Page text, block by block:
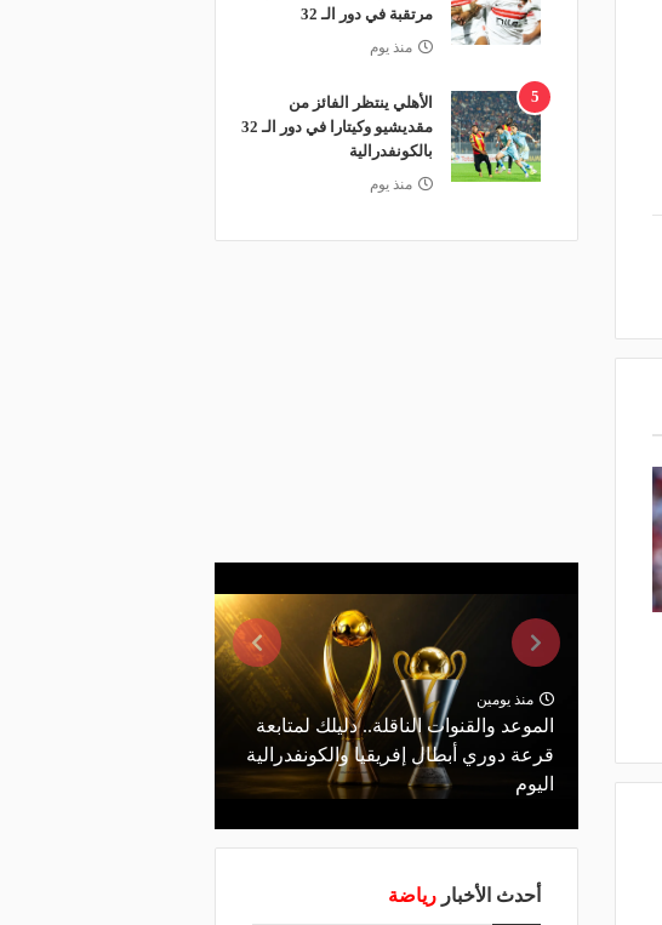
مرتقبة في دور الـ 32
منذ يوم
5
الأهلي ينتظر الفائز من
مقديشيو وكيتارا في دور الـ 32
بالكونفدرالية
منذ يوم
منذ يومين
الموعد والقنوات الناقلة.. دليلك لمتابعة
قرعة دوري أبطال إفريقيا والكونفدرالية
اليوم
أحدث الأخبار رياضة